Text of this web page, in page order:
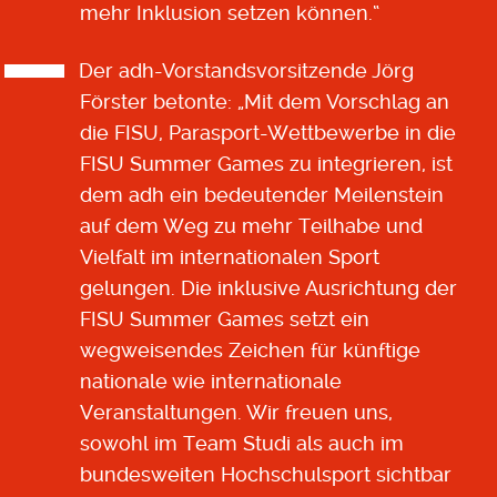
mehr Inklusion setzen können.“
Der adh-Vorstandsvorsitzende Jörg
Förster betonte: „Mit dem Vorschlag an
die FISU, Parasport-Wettbewerbe in die
FISU Summer Games zu integrieren, ist
dem adh ein bedeutender Meilenstein
auf dem Weg zu mehr Teilhabe und
Vielfalt im internationalen Sport
gelungen. Die inklusive Ausrichtung der
FISU Summer Games setzt ein
wegweisendes Zeichen für künftige
nationale wie internationale
Veranstaltungen. Wir freuen uns,
sowohl im Team Studi als auch im
bundesweiten Hochschulsport sichtbar